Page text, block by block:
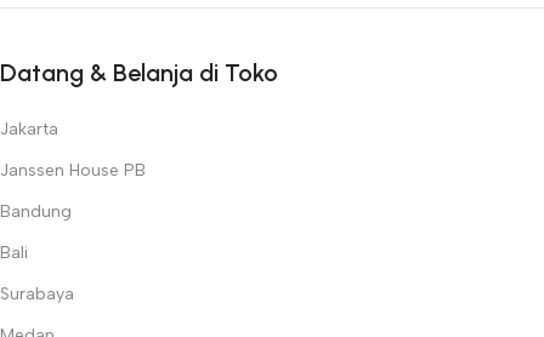
Datang & Belanja di Toko
Jakarta
Janssen House PB
Bandung
Bali
Surabaya